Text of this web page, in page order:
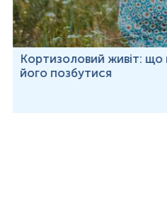
Кортизоловий живіт: що
його позбутися